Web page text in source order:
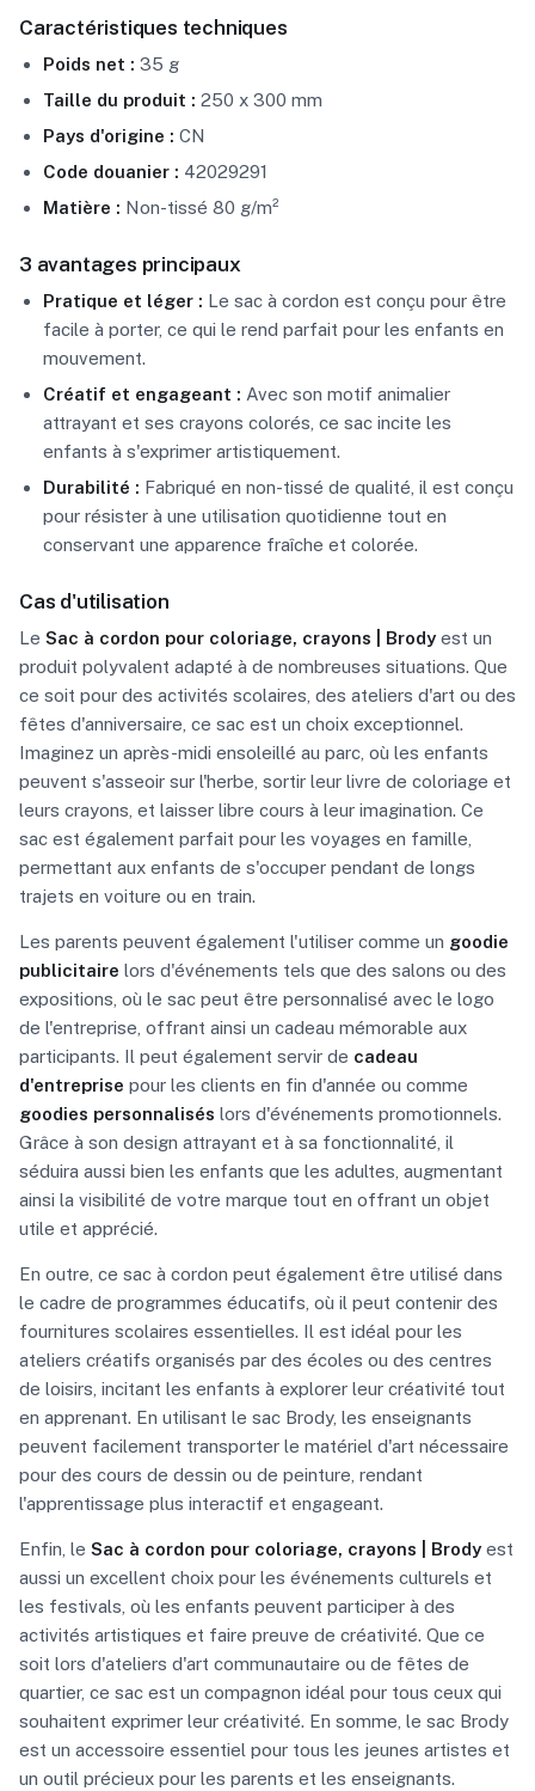
Caractéristiques techniques
Poids net : 35 g
Taille du produit : 250 x 300 mm
Pays d'origine : CN
Code douanier : 42029291
Matière : Non-tissé 80 g/m²
3 avantages principaux
Pratique et léger : Le sac à cordon est conçu pour être
facile à porter, ce qui le rend parfait pour les enfants en
mouvement.
Créatif et engageant : Avec son motif animalier
attrayant et ses crayons colorés, ce sac incite les
enfants à s'exprimer artistiquement.
Durabilité : Fabriqué en non-tissé de qualité, il est conçu
pour résister à une utilisation quotidienne tout en
conservant une apparence fraîche et colorée.
Cas d'utilisation
Le Sac à cordon pour coloriage, crayons | Brody est un
produit polyvalent adapté à de nombreuses situations. Que
ce soit pour des activités scolaires, des ateliers d'art ou des
fêtes d'anniversaire, ce sac est un choix exceptionnel.
Imaginez un après-midi ensoleillé au parc, où les enfants
peuvent s'asseoir sur l'herbe, sortir leur livre de coloriage et
leurs crayons, et laisser libre cours à leur imagination. Ce
sac est également parfait pour les voyages en famille,
permettant aux enfants de s'occuper pendant de longs
trajets en voiture ou en train.
Les parents peuvent également l'utiliser comme un goodie
publicitaire lors d'événements tels que des salons ou des
expositions, où le sac peut être personnalisé avec le logo
de l'entreprise, offrant ainsi un cadeau mémorable aux
participants. Il peut également servir de cadeau
d'entreprise pour les clients en fin d'année ou comme
goodies personnalisés lors d'événements promotionnels.
Grâce à son design attrayant et à sa fonctionnalité, il
séduira aussi bien les enfants que les adultes, augmentant
ainsi la visibilité de votre marque tout en offrant un objet
utile et apprécié.
En outre, ce sac à cordon peut également être utilisé dans
le cadre de programmes éducatifs, où il peut contenir des
fournitures scolaires essentielles. Il est idéal pour les
ateliers créatifs organisés par des écoles ou des centres
de loisirs, incitant les enfants à explorer leur créativité tout
en apprenant. En utilisant le sac Brody, les enseignants
peuvent facilement transporter le matériel d'art nécessaire
pour des cours de dessin ou de peinture, rendant
l'apprentissage plus interactif et engageant.
Enfin, le Sac à cordon pour coloriage, crayons | Brody est
aussi un excellent choix pour les événements culturels et
les festivals, où les enfants peuvent participer à des
activités artistiques et faire preuve de créativité. Que ce
soit lors d'ateliers d'art communautaire ou de fêtes de
quartier, ce sac est un compagnon idéal pour tous ceux qui
souhaitent exprimer leur créativité. En somme, le sac Brody
est un accessoire essentiel pour tous les jeunes artistes et
un outil précieux pour les parents et les enseignants.